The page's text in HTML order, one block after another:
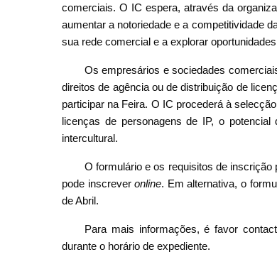
comerciais. O IC espera, através da
aumentar a notoriedade e a competitividade
sua rede comercial e a explorar
Os empresários e sociedades
direitos de agência ou de distribuição de
participar na Feira. O IC procederá à
licenças de personagens de IP, o
intercultural.
O formulário e os requisitos de
pode inscreveronline. Em alternativa, o
de Abril.
Para mais informações, é favor
durante o horário de expediente.